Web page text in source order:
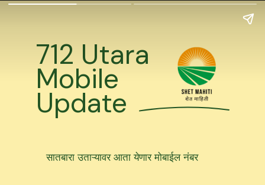
712 Utara
Mobile
Update
सातबारा उताऱ्यावर आता येणार मोबाईल नंबर